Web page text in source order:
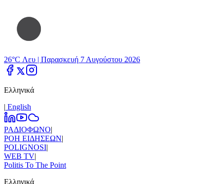
26°C Λευ | Παρασκευή 7 Αυγούστου 2026
Ελληνικά
| Εnglish
ΡΑΔΙΟΦΩΝΟ|
ΡΟΗ ΕΙΔΗΣΕΩΝ|
POLIGNOSI|
WEB TV|
Politis To The Point
Ελληνικά